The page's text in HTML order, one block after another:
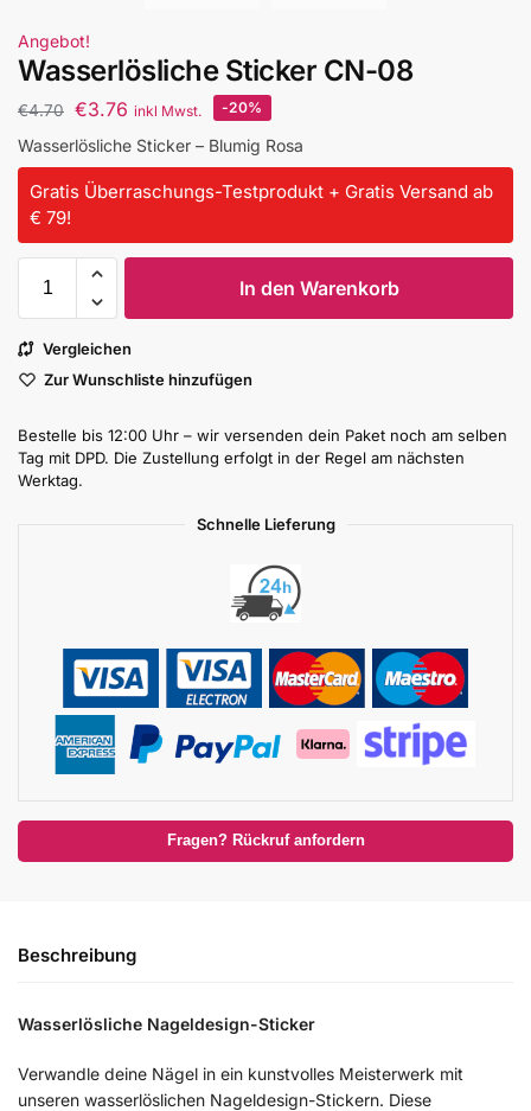
Angebot!
Wasserlösliche Sticker CN-08
€4.70 €3.76 inkl Mwst. -20%
Wasserlösliche Sticker – Blumig Rosa
Gratis Überraschungs-Testprodukt + Gratis Versand ab
€ 79!
In den Warenkorb
Vergleichen
Zur Wunschliste hinzufügen
Bestelle bis 12:00 Uhr – wir versenden dein Paket noch am selben
Tag mit DPD. Die Zustellung erfolgt in der Regel am nächsten
Werktag.
Schnelle Lieferung
Fragen? Rückruf anfordern
Beschreibung
Wasserlösliche Nageldesign-Sticker
Verwandle deine Nägel in ein kunstvolles Meisterwerk mit
unseren wasserlöslichen Nageldesign-Stickern. Diese